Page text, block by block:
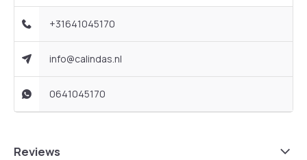
+31641045170
info@calindas.nl
0641045170
Reviews